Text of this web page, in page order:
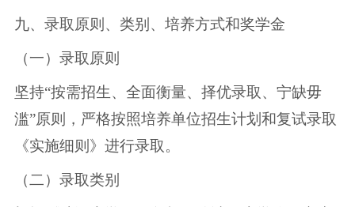
九、录取原则、类别、培养方式和奖学金
（一）录取原则
坚持“按需招生、全面衡量、择优录取、宁缺毋
滥”原则，严格按照培养单位招生计划和复试录取
《实施细则》进行录取。
（二）录取类别